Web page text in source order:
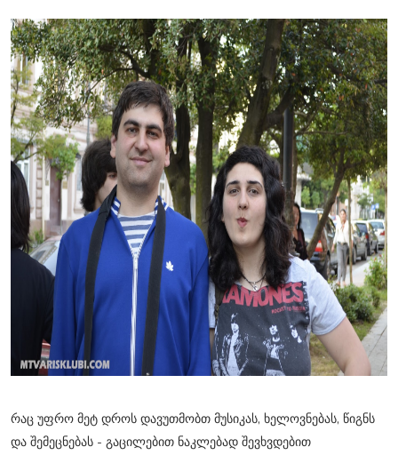
რაც უფრო მეტ დროს დავუთმობთ მუსიკას, ხელოვნებას, წიგნს
და შემეცნებას - გაცილებით ნაკლებად შევხვდებით